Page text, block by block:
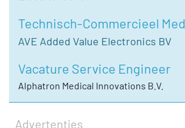
Technisch-Commercieel
AVE Added Value Electronics BV
Vacature Service Engineer
Alphatron Medical Innovations B.V.
Advertenties